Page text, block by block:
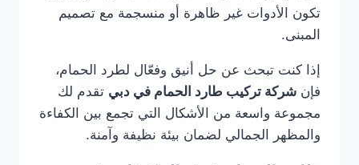
تكون الأدوات غير ظاهرة أو منسجمة مع تصميم
المبنى.
إذا كنت تبحث عن حل أنيق وفعّال لطرد الحمام،
فإن شركة تركيب طارد الحمام في دبي تقدم لك
مجموعة واسعة من الأشكال التي تجمع بين الكفاءة
والمظهر الجمالي لضمان بيئة نظيفة وآمنة.